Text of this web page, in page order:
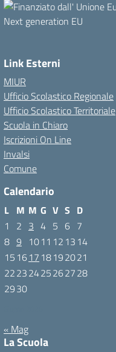
Link Esterni
MIUR
Ufficio Scolastico Regionale
Ufficio Scolastico Territoriale
Scuola in Chiaro
Iscrizioni On Line
Invalsi
Comune
Calendario
L M M G V S D
1
2 3 4 5 6 7
8 9 1011 12 13 14
15 1617 18192021
22232425262728
2930
« Mag
La Scuola